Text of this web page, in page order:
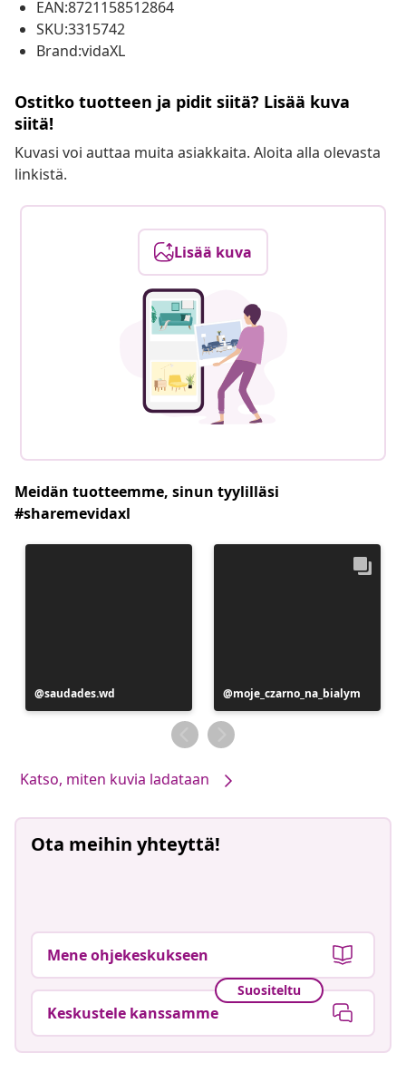
EAN:8721158512864
SKU:3315742
Brand:vidaXL
Ostitko tuotteen ja pidit siitä? Lisää kuva
siitä!
Kuvasi voi auttaa muita asiakkaita. Aloita alla olevasta
linkistä.
Lisää kuva
Meidän tuotteemme, sinun tyylilläsi
#sharemevidaxl
Julkaissut
saudades.wd Julkaissut
moje_czarno_na_bialym
Katso, miten kuvia ladataan
Ota meihin yhteyttä!
Mene ohjekeskukseen
Suositeltu
Keskustele kanssamme